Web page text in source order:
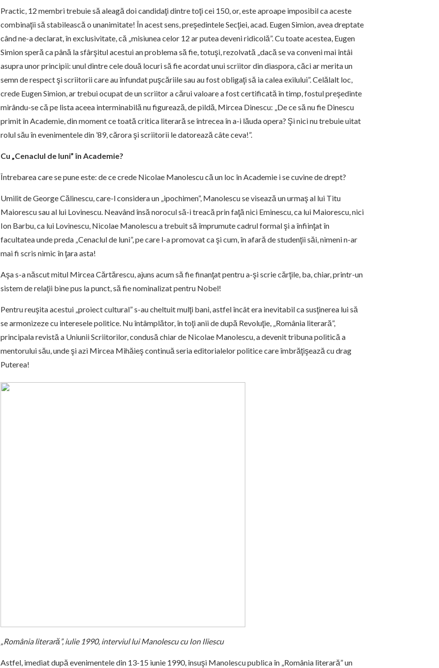
Practic, 12 membri trebuie să aleagă doi candidaţi dintre toţi cei 150, or, este aproape imposibil ca aceste
combinaţii să stabilească o unanimitate! În acest sens, preşedintele Secţiei, acad. Eugen Simion, avea dreptate
când ne-a declarat, în exclusivitate, că „misiunea celor 12 ar putea deveni ridicolă”. Cu toate acestea, Eugen
Simion speră ca până la sfârşitul acestui an problema să fie, totuşi, rezolvată „dacă se va conveni mai întâi
asupra unor principii: unul dintre cele două locuri să fie acordat unui scriitor din diaspora, căci ar merita un
semn de respect şi scriitorii care au înfundat puşcăriile sau au fost obligaţi să ia calea exilului”. Celălalt loc,
crede Eugen Simion, ar trebui ocupat de un scriitor a cărui valoare a fost certificată în timp, fostul preşedinte
mirându-se că pe lista aceea interminabilă nu figurează, de pildă, Mircea Dinescu: „De ce să nu fie Dinescu
primit în Academie, din moment ce toată critica literară se întrecea în a-i lăuda opera? Şi nici nu trebuie uitat
rolul său în evenimentele din ’89, cărora şi scriitorii le datorează câte ceva!”.
Cu „Cenaclul de luni” în Academie?
Întrebarea care se pune este: de ce crede Nicolae Manolescu că un loc în Academie i se cuvine de drept?
Umilit de George Călinescu, care-l considera un „ipochimen”, Manolescu se visează un urmaş al lui Titu
Maiorescu sau al lui Lovinescu. Neavând însă norocul să-i treacă prin faţă nici Eminescu, ca lui Maiorescu, nici
Ion Barbu, ca lui Lovinescu, Nicolae Manolescu a trebuit să împrumute cadrul formal şi a înfiinţat în
facultatea unde preda „Cenaclul de luni”, pe care l-a promovat ca şi cum, în afară de studenţii săi, nimeni n-ar
mai fi scris nimic în ţara asta!
Aşa s-a născut mitul Mircea Cărtărescu, ajuns acum să fie finanţat pentru a-şi scrie cărţile, ba, chiar, printr-un
sistem de relaţii bine pus la punct, să fie nominalizat pentru Nobel!
Pentru reuşita acestui „proiect cultural” s-au cheltuit mulţi bani, astfel încât era inevitabil ca susţinerea lui să
se armonizeze cu interesele politice. Nu întâmplător, în toţi anii de după Revoluţie, „România literară”,
principala revistă a Uniunii Scriitorilor, condusă chiar de Nicolae Manolescu, a devenit tribuna politică a
mentorului său, unde şi azi Mircea Mihăieş continuă seria editorialelor politice care îmbrăţişează cu drag
Puterea!
„România literară”, iulie 1990, interviul lui Manolescu cu Ion Iliescu
Astfel, imediat după evenimentele din 13-15 iunie 1990, însuşi Manolescu publica în „România literară” un